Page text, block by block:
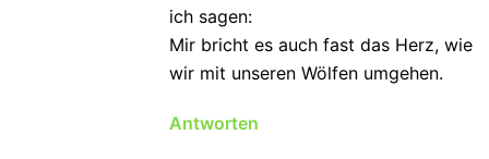
ich sagen:
Mir bricht es auch fast das Herz, wie
wir mit unseren Wölfen umgehen.
Antworten